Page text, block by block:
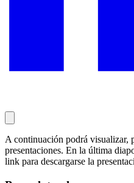
A continuación podrá visualizar,
presentaciones. En la última
link para descargarse la